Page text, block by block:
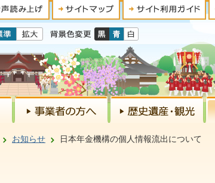
お知らせ 日本年金機構の個人情報流出について